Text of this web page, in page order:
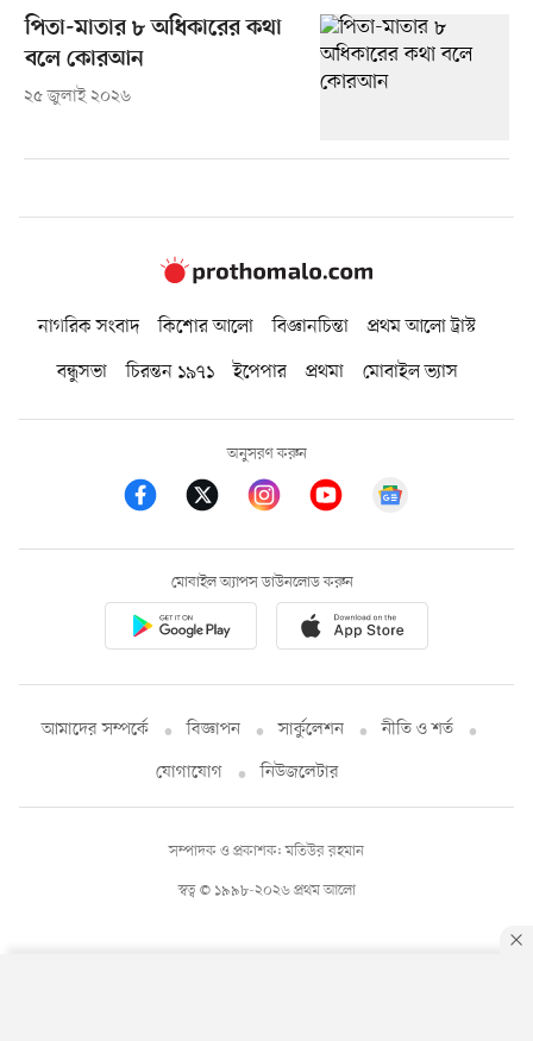
পিতা-মাতার ৮ অধিকারের কথা
বলে কোরআন
২৫ জুলাই ২০২৬
নাগরিক সংবাদ কিশোর আলো বিজ্ঞানচিন্তা
প্রথম আলো ট্রাস্ট
বন্ধুসভা
চিরন্তন ১৯৭১ ইপেপার প্রথমা মোবাইল ভ্যাস
অনুসরণ করুন
মোবাইল অ্যাপস ডাউনলোড করুন
আমাদের সম্পর্কে বিজ্ঞাপন সার্কুলেশন
নীতি ও শর্ত
যোগাযোগ
নিউজলেটার
স্বত্ব © ১৯৯৮-২০২৬ প্রথম আলো
সম্পাদক ও প্রকাশক: মতিউর রহমান